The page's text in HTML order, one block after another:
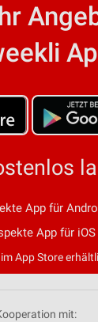
App für
App für iOS
App Store
mit: